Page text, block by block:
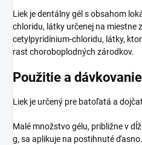
Liek je dentálny gél s obsahom
chloridu, látky určenej na miestne
cetylpyridínium-chloridu, látky,
rast choroboplodných zárodkov.
Použitie a dávkovanie
Liek je určený pre batoľatá a
Malé množstvo gélu, približne v
g, sa aplikuje na postihnuté